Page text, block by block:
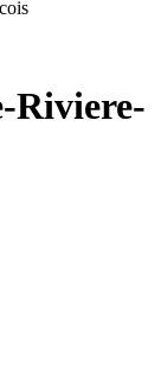
Riviere-